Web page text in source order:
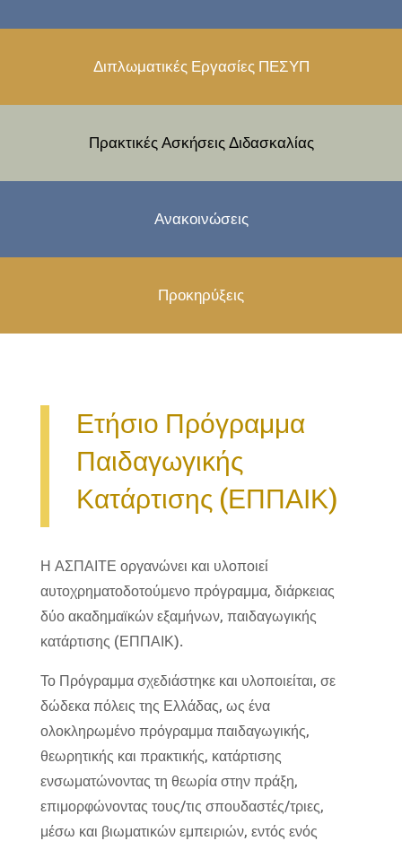
Διπλωματικές Εργασίες ΠΕΣΥΠ
Πρακτικές Ασκήσεις Διδασκαλίας
Ανακοινώσεις
Προκηρύξεις
Ετήσιο Πρόγραμμα
Παιδαγωγικής
Κατάρτισης (ΕΠΠΑΙΚ)
Η ΑΣΠΑΙΤΕ οργανώνει και υλοποιεί
αυτοχρηματοδοτούμενο πρόγραμμα, διάρκειας
δύο ακαδημαϊκών εξαμήνων, παιδαγωγικής
κατάρτισης (ΕΠΠΑΙΚ).
Το Πρόγραμμα σχεδιάστηκε και υλοποιείται, σε
δώδεκα πόλεις της Ελλάδας, ως ένα
ολοκληρωμένο πρόγραμμα παιδαγωγικής,
θεωρητικής και πρακτικής, κατάρτισης
ενσωματώνοντας τη θεωρία στην πράξη,
επιμορφώνοντας τους/τις σπουδαστές/τριες,
μέσω και βιωματικών εμπειριών, εντός ενός